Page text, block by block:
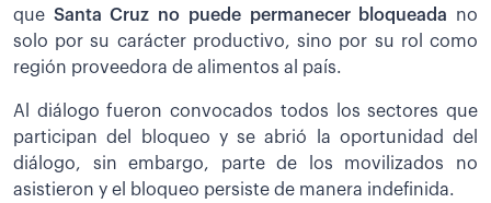
que Santa Cruz no puede permanecer bloqueada no
solo por su carácter productivo, sino por su rol como
región proveedora de alimentos al país.
Al diálogo fueron convocados todos los sectores que
participan del bloqueo y se abrió la oportunidad del
diálogo, sin embargo, parte de los movilizados no
asistieron y el bloqueo persiste de manera indefinida.